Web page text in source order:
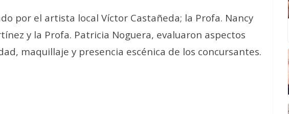
por el artista local Víctor Castañeda; la Profa. Nancy
y la Profa. Patricia Noguera, evaluaron aspectos
maquillaje y presencia escénica de los concursantes.